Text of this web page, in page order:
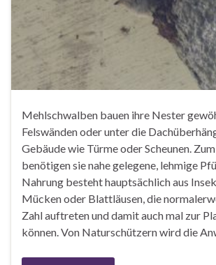
Mehlschwalben bauen ihre Nester
Felswänden oder unter die
Gebäude wie Türme oder Scheunen.
benötigen sie nahe gelegene, lehmige
Nahrung besteht hauptsächlich aus
Mücken oder Blattläusen, die
Zahl auftreten und damit auch mal zur
können. Von Naturschützern wird die